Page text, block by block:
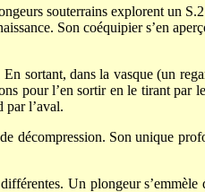
souterrains explorent un
Son coéquipier s’en
sortant, dans la vasque (un
pour l’en sortir en le tirant par
par l’aval.
décompression. Son unique
Un plongeur